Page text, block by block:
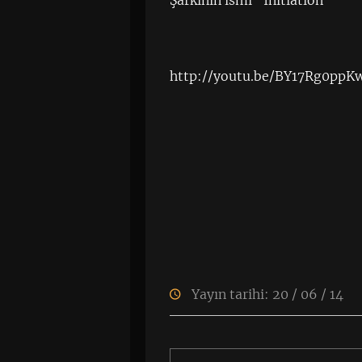
http://youtu.be/
Yayın tarihi: 20 / 06 / 14